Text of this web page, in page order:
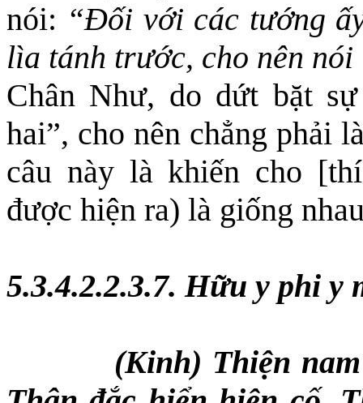
nói: “Đối với các tướng
lìa tánh trước, cho nên
Chân Như, do dứt bặt
hai”, cho nên chẳng phải
câu này là khiến cho
được hiện ra) là giống
5.3.4.2.2.3.7. Hữu y phi y
(Kinh) Thiện